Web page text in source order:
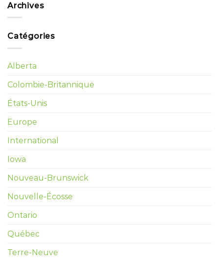
Archives
Catégories
Alberta
Colombie-Britannique
États-Unis
Europe
International
Iowa
Nouveau-Brunswick
Nouvelle-Écosse
Ontario
Québec
Terre-Neuve